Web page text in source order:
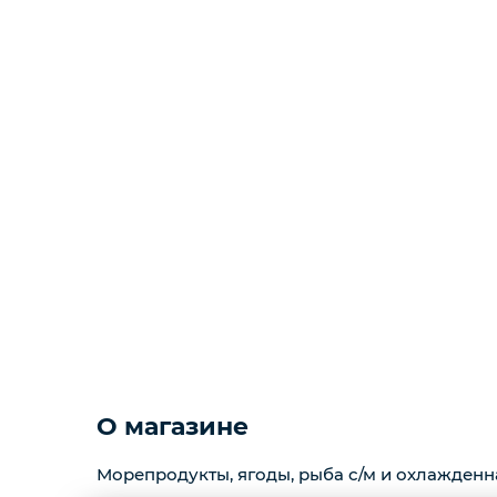
О магазине
Морепродукты, ягоды, рыба с/м и